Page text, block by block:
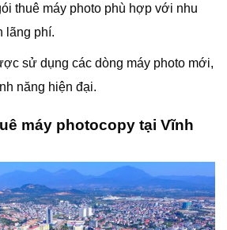
thuê máy photo phù hợp với nhu
lãng phí.
sử dụng các dòng máy photo mới,
năng hiện đại.
máy photocopy tại Vĩnh